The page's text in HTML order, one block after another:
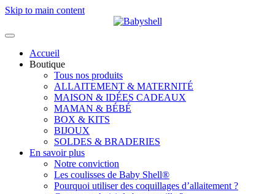
Skip to main content
Accueil
Boutique
Tous nos produits
ALLAITEMENT & MATERNITÉ
MAISON & IDÉES CADEAUX
MAMAN & BÉBÉ
BOX & KITS
BIJOUX
SOLDES & BRADERIES
En savoir plus
Notre conviction
Les coulisses de Baby Shell®
Pourquoi utiliser des coquillages d’allaitement ?